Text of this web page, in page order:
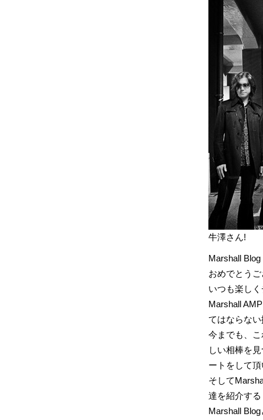
牛澤さん!
Marshall
おめでとう
いつも楽し
Marshall
てはならな
今までも、
しい相棒を
ートをして
そして
達を紹介す
Marshall